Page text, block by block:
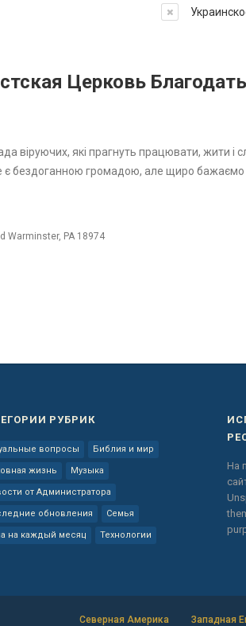
Церковь
віруючих, які прагнуть працювати, жити
є бездоганною громадою, але щиро
Warminster, PA 18974
РУБРИК
вопросы Библия и мир
жизнь Музыка
от Администратора
обновления Семья
на каждый месяц Технологии
На
Северная Америка Западная